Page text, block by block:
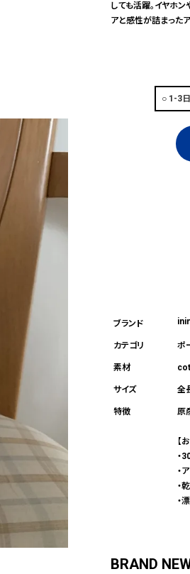
しても活躍。イヤホ
アと感性が詰まったア
ポ
全
原
【
・
・
・
・
BRAND